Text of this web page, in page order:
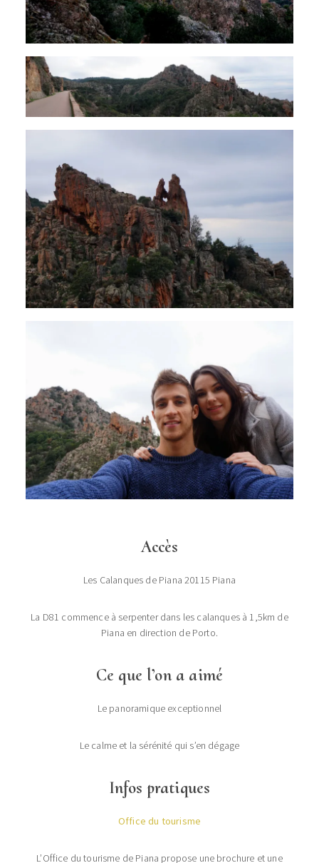
Accès
Les Calanques de Piana 20115 Piana
La D81 commence à serpenter dans les calanques à 1,5km de
Piana en direction de Porto.
Ce que l’on a aimé
Le panoramique exceptionnel
Le calme et la sérénité qui s’en dégage
Infos pratiques
Office du tourisme
L’Office du tourisme de Piana propose une brochure et une